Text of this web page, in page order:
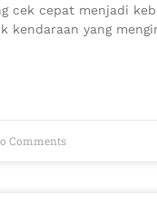
cek cepat menjadi
kendaraan yang
Comments